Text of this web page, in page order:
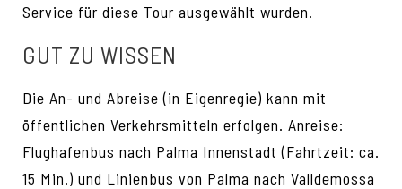
Service für diese Tour ausgewählt wurden.
GUT ZU WISSEN
Die An- und Abreise (in Eigenregie) kann mit
öffentlichen Verkehrsmitteln erfolgen. Anreise:
Flughafenbus nach Palma Innenstadt (Fahrtzeit: ca.
15 Min.) und Linienbus von Palma nach Valldemossa